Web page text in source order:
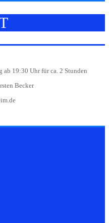
19:30 Uhr für ca. 2 Stunden
Becker